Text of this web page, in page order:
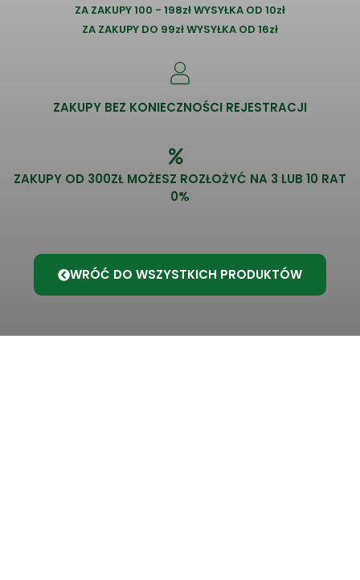
ZA ZAKUPY 100 - 198zł WYSYŁKA OD 10zł
ZA ZAKUPY DO 99zł WYSYŁKA OD 16zł
ZAKUPY BEZ KONIECZNOŚCI REJESTRACJI
ZAKUPY OD 300ZŁ MOŻESZ ROZŁOŻYĆ NA 3 LUB 10 RAT
0%
WRÓĆ DO WSZYSTKICH PRODUKTÓW